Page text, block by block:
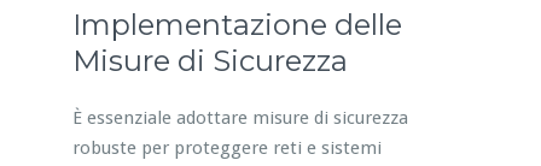
Implementazione delle
Misure di Sicurezza
È essenziale adottare misure di sicurezza
robuste per proteggere reti e sistemi